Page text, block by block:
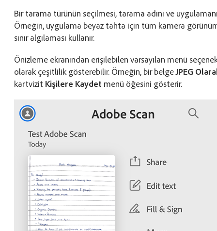
Bir tarama türünün seçilmesi, tarama adını ve
Örneğin, uygulama beyaz tahta için tüm kamera
sınır algılaması kullanır.
Önizleme ekranından erişilebilen varsayılan menü
olarak çeşitlilik gösterebilir. Örneğin, bir belge JPEG
kartvizit Kişilere Kaydet menü öğesini gösterir.